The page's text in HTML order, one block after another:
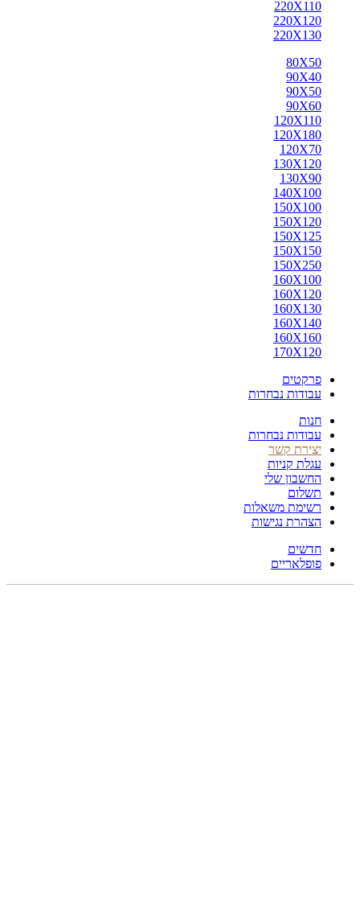
220X110
220X120
220X130
80X50
90X40
90X50
90X60
120X110
120X180
120X70
130X120
130X90
140X100
150X100
150X120
150X125
150X150
150X250
160X100
160X120
160X130
160X140
160X160
170X120
פרקטים
עבודות נבחרות
חנות
עבודות נבחרות
יצירת קשר
עגלת קניות
החשבון שלי
תשלום
רשימת משאלות
הצהרת נגישות
חדשים
פופלאריים